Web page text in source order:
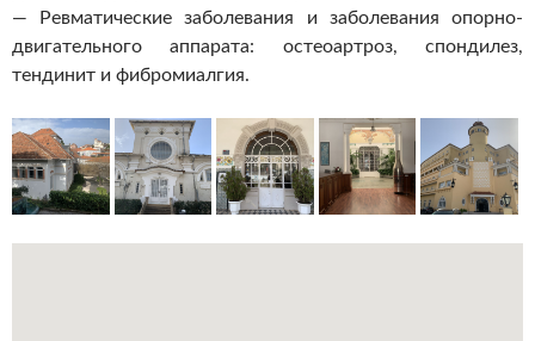
— Ревматические заболевания и заболевания опорно-
двигательного аппарата: остеоартроз, спондилез,
тендинит и фибромиалгия.